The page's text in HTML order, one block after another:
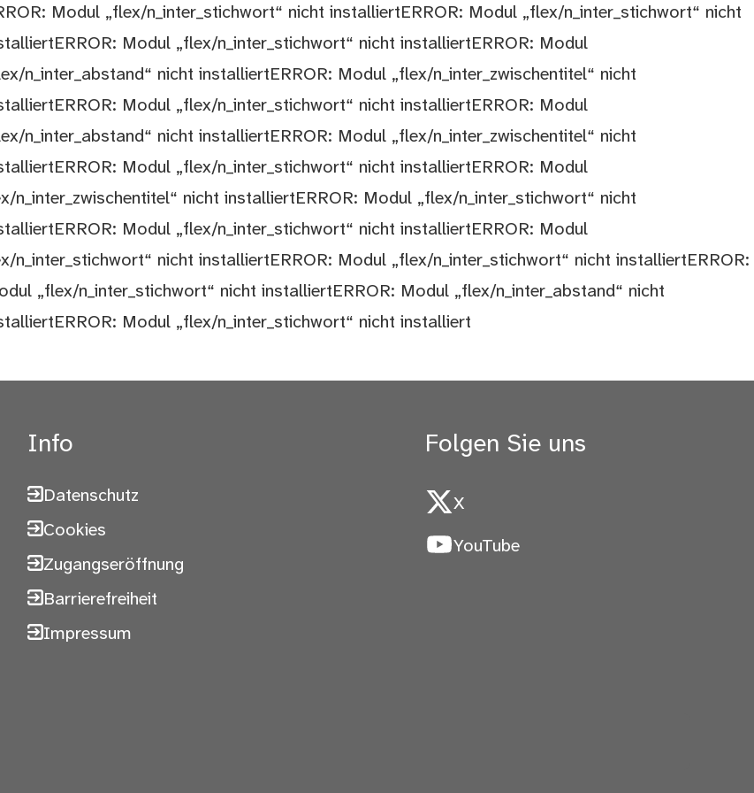
Modul „flex/n_inter_stichwort“ nicht installiertERROR: Modul „flex/n_inter_stichwort“ nicht
Modul „flex/n_inter_stichwort“ nicht installiertERROR: Modul
n_inter_abstand“ nicht installiertERROR: Modul „flex/n_inter_zwischentitel“ nicht
Modul „flex/n_inter_stichwort“ nicht installiertERROR: Modul
n_inter_abstand“ nicht installiertERROR: Modul „flex/n_inter_zwischentitel“ nicht
Modul „flex/n_inter_stichwort“ nicht installiertERROR: Modul
n_inter_zwischentitel“ nicht installiertERROR: Modul „flex/n_inter_stichwort“ nicht
Modul „flex/n_inter_stichwort“ nicht installiertERROR: Modul
n_inter_stichwort“ nicht installiertERROR: Modul „flex/n_inter_stichwort“ nicht installiertERROR:
„flex/n_inter_stichwort“ nicht installiertERROR: Modul „flex/n_inter_abstand“ nicht
Modul „flex/n_inter_stichwort“ nicht installiert
Info
Datenschutz
Cookies
Zugangseröffnung
Barrierefreiheit
Impressum
Folgen Sie uns
X
YouTube